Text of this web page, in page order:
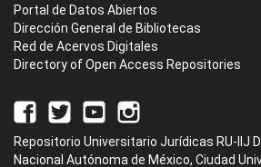
Portal de Datos Abiertos
Dirección General de Bibliotecas
Red de Acervos Digitales
Directory of Open Access Repositories
Repositorio Universitario Jurídicas RU-IIJ
Nacional Autónoma de México, Ciudad